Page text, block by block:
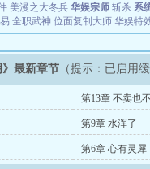
美漫之大冬兵 华娱宗师 斩杀 系
全职武神 位面复制大师 华娱特
》最新章节 （提示：已启用
第13章 不卖也
第9章 水浑了
第6章 心有灵犀